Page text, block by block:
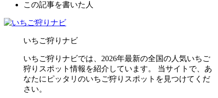
この記事を書いた人
いちご狩りナビ
いちご狩りナビでは、2026年最新の全国の人気いちご
狩りスポット情報を紹介しています。 当サイトで、あ
なたにピッタリのいちご狩りスポットを見つけてくだ
さい。